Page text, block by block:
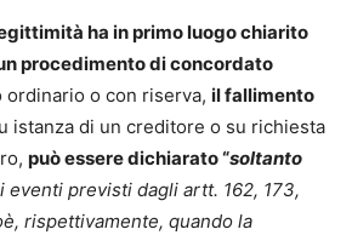
ha in primo luogo chiarito
procedimento di concordato
ordinario o con riserva, il fallimento
istanza di un creditore o su richiesta
può essere dichiarato “soltanto
eventi previsti dagli artt. 162, 173,
rispettivamente, quando la